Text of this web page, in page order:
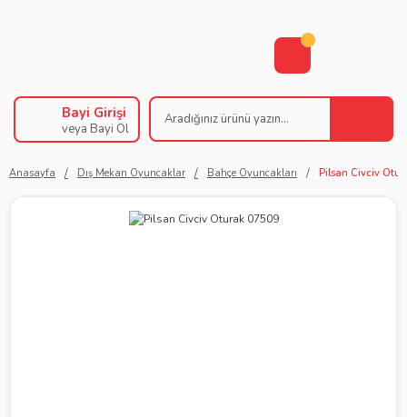
Bayi Girişi
veya Bayi Ol
Anasayfa Dış Mekan Oyuncaklar Bahçe Oyuncakları Pilsan Civciv